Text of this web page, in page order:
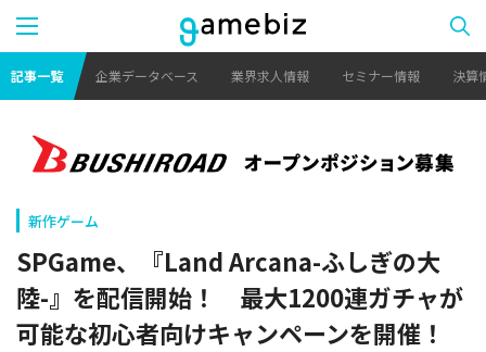
記事一覧 企業データベース 業界求人情報 セミナー情報 決算
新作ゲーム
SPGame、『Land Arcana-ふしぎの大
陸-』を配信開始！ 最大1200連ガチャが
可能な初心者向けキャンペーンを開催！